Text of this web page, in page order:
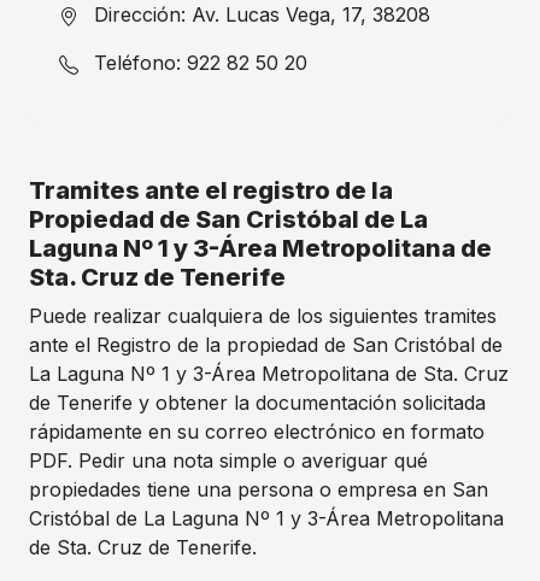
Dirección: Av. Lucas Vega, 17, 38208
Teléfono: 922 82 50 20
Tramites ante el registro de la
Propiedad de San Cristóbal de La
Laguna Nº 1 y 3-Área Metropolitana de
Sta. Cruz de Tenerife
Puede realizar cualquiera de los siguientes tramites
ante el Registro de la propiedad de San Cristóbal de
La Laguna Nº 1 y 3-Área Metropolitana de Sta. Cruz
de Tenerife y obtener la documentación solicitada
rápidamente en su correo electrónico en formato
PDF. Pedir una nota simple o averiguar qué
propiedades tiene una persona o empresa en San
Cristóbal de La Laguna Nº 1 y 3-Área Metropolitana
de Sta. Cruz de Tenerife.